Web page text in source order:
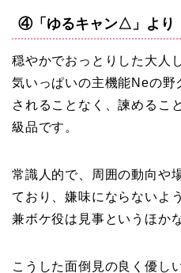
④「ゆるキャン△」より
穏やかでおっとりした大人
気いっぱいの主機能Neの野
されることなく、諫めるこ
級品です。
常識人的で、周囲の動向や
ており、嫌味にならないよ
兼ボケ役は見事というほか
こうした面倒見の良く優し